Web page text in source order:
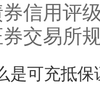
信用评
交易所
是可充抵